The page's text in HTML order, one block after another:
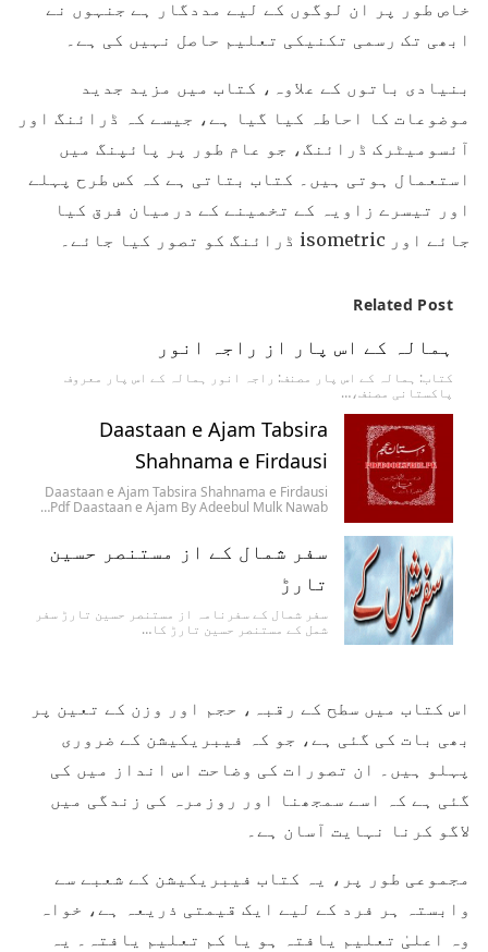
خاص طور پر ان لوگوں کے لیے مددگار ہے جنہوں نے
ابھی تک رسمی تکنیکی تعلیم حاصل نہیں کی ہے۔
بنیادی باتوں کے علاوہ، کتاب میں مزید جدید
موضوعات کا احاطہ کیا گیا ہے، جیسے کہ ڈرائنگ اور
آئسومیٹرک ڈرائنگ، جو عام طور پر پائپنگ میں
استعمال ہوتی ہیں۔ کتاب بتاتی ہے کہ کس طرح پہلے
اور تیسرے زاویہ کے تخمینے کے درمیان فرق کیا
جائے اور isometric ڈرائنگ کو تصور کیا جائے۔
Related Post
ہمالہ کے اس پار از راجہ انور
کتاب: ہمالہ کے اس پار مصنف: راجہ انور ہمالہ کے اس پار معروف
پاکستانی مصنف،…
Daastaan e Ajam Tabsira
Shahnama e Firdausi
Daastaan e Ajam Tabsira Shahnama e Firdausi
Pdf Daastaan e Ajam By Adeebul Mulk Nawab…
سفر شمال کے از مستنصر حسین
تارڑ
سفر شمال کے سفرنامہ از مستنصر حسین تارڑ سفر
شمل کے مستنصر حسین تارڑ کا…
اس کتاب میں سطح کے رقبہ، حجم اور وزن کے تعین پر
بھی بات کی گئی ہے، جو کہ فیبریکیشن کے ضروری
پہلو ہیں۔ ان تصورات کی وضاحت اس انداز میں کی
گئی ہے کہ اسے سمجھنا اور روزمرہ کی زندگی میں
لاگو کرنا نہایت آسان ہے۔
مجموعی طور پر، یہ کتاب فیبریکیشن کے شعبے سے
وابستہ ہر فرد کے لیے ایک قیمتی ذریعہ ہے، خواہ
وہ اعلیٰ تعلیم یافتہ ہو یا کم تعلیم یافتہ۔ یہ